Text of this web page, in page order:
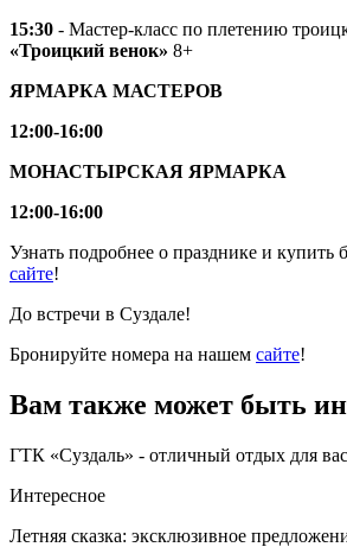
15:30 - Мастер-класс по плетению
«Троицкий венок» 8+
ЯРМАРКА МАСТЕРОВ
12:00-16:00
МОНАСТЫРСКАЯ ЯРМАРКА
12:00-16:00
Узнать подробнее о празднике и купить
сайте!
До встречи в Суздале!
Бронируйте номера на нашем сайте!
Вам также может быть
ГТК «Суздаль» - отличный отдых для
Интересное
Летняя сказка: эксклюзивное